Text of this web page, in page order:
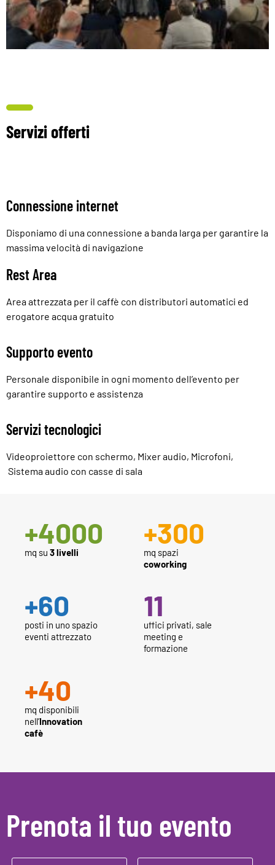
Servizi offerti
Connessione internet
Disponiamo di una connessione a banda larga per garantire la
massima velocità di navigazione
Rest Area
Area attrezzata per il caffè con distributori automatici ed
erogatore acqua gratuito
Supporto evento
Personale disponibile in ogni momento dell’evento per
garantire supporto e assistenza
Servizi tecnologici
Videoproiettore con schermo, Mixer audio, Microfoni,
Sistema audio con casse di sala
+4000
mq su 3 livelli
+300
mq spazi
coworking
+60
posti in uno spazio
eventi attrezzato
11
uffici privati, sale
meeting e
formazione
+40
mq disponibili
nell’Innovation
cafè
Prenota il tuo evento